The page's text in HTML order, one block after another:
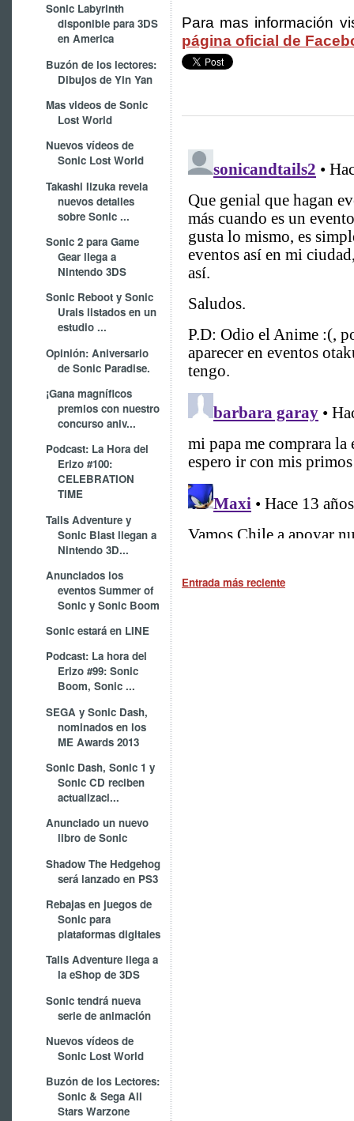
Sonic Labyrinth
disponible para 3DS
en America
Buzón de los lectores:
Dibujos de Yin Yan
Mas videos de Sonic
Lost World
Nuevos vídeos de
Sonic Lost World
Takashi Iizuka revela
nuevos detalles
sobre Sonic ...
Sonic 2 para Game
Gear llega a
Nintendo 3DS
Sonic Reboot y Sonic
Urals listados en un
estudio ...
Opinión: Aniversario
de Sonic Paradise.
¡Gana magníficos
premios con nuestro
concurso aniv...
Podcast: La Hora del
Erizo #100:
CELEBRATION
TIME
Tails Adventure y
Sonic Blast llegan a
Nintendo 3D...
Anunciados los
eventos Summer of
Sonic y Sonic Boom
Sonic estará en LINE
Podcast: La hora del
Erizo #99: Sonic
Boom, Sonic ...
SEGA y Sonic Dash,
nominados en los
ME Awards 2013
Sonic Dash, Sonic 1 y
Sonic CD reciben
actualizaci...
Anunciado un nuevo
libro de Sonic
Shadow The Hedgehog
será lanzado en PS3
Rebajas en juegos de
Sonic para
plataformas digitales
Tails Adventure llega a
la eShop de 3DS
Sonic tendrá nueva
serie de animación
Nuevos vídeos de
Sonic Lost World
Buzón de los Lectores:
Sonic & Sega All
Stars Warzone
Para mas información
página oficial de
Entrada más reciente